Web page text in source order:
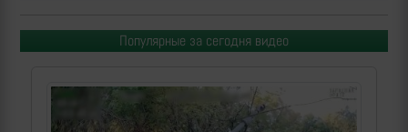
Популярные за сегодня видео